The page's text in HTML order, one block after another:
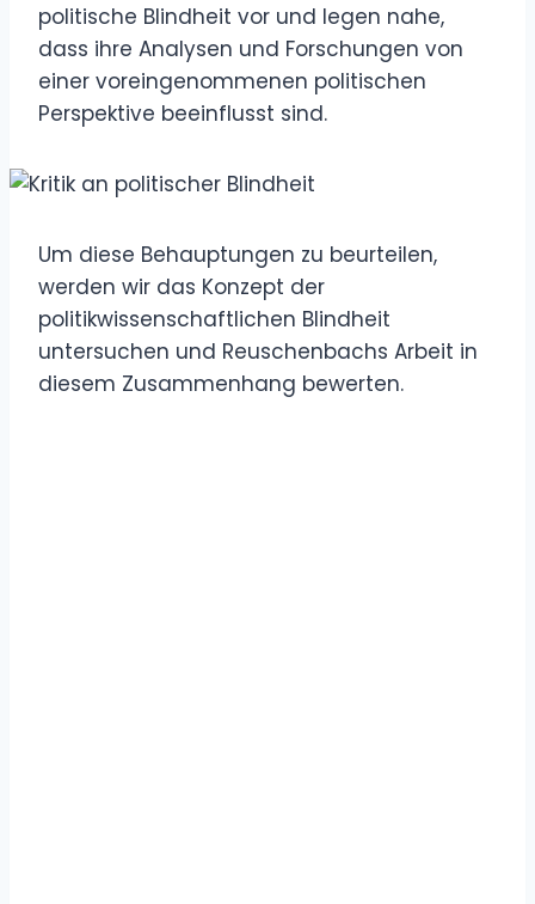
politische Blindheit vor und legen nahe,
dass ihre Analysen und Forschungen von
einer voreingenommenen politischen
Perspektive beeinflusst sind.
Um diese Behauptungen zu beurteilen,
werden wir das Konzept der
politikwissenschaftlichen Blindheit
untersuchen und Reuschenbachs Arbeit in
diesem Zusammenhang bewerten.